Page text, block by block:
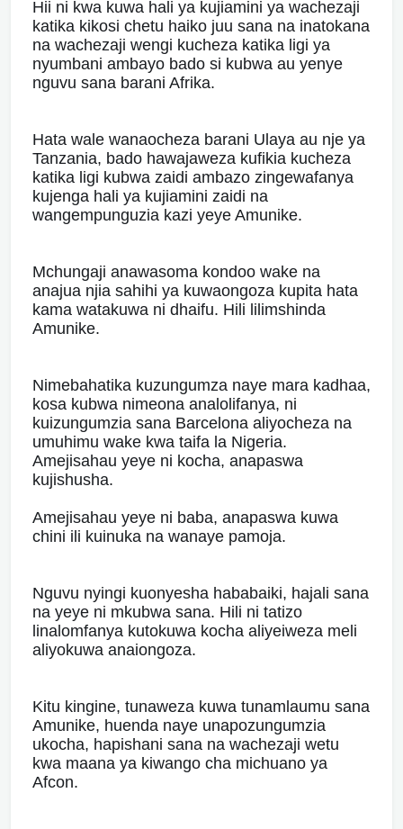
Hii ni kwa kuwa hali ya kujiamini ya wachezaji
katika kikosi chetu haiko juu sana na inatokana
na wachezaji wengi kucheza katika ligi ya
nyumbani ambayo bado si kubwa au yenye
nguvu sana barani Afrika.
Hata wale wanaocheza barani Ulaya au nje ya
Tanzania, bado hawajaweza kufikia kucheza
katika ligi kubwa zaidi ambazo zingewafanya
kujenga hali ya kujiamini zaidi na
wangempunguzia kazi yeye Amunike.
Mchungaji anawasoma kondoo wake na
anajua njia sahihi ya kuwaongoza kupita hata
kama watakuwa ni dhaifu. Hili lilimshinda
Amunike.
Nimebahatika kuzungumza naye mara kadhaa,
kosa kubwa nimeona analolifanya, ni
kuizungumzia sana Barcelona aliyocheza na
umuhimu wake kwa taifa la Nigeria.
Amejisahau yeye ni kocha, anapaswa
kujishusha.
Amejisahau yeye ni baba, anapaswa kuwa
chini ili kuinuka na wanaye pamoja.
Nguvu nyingi kuonyesha hababaiki, hajali sana
na yeye ni mkubwa sana. Hili ni tatizo
linalomfanya kutokuwa kocha aliyeiweza meli
aliyokuwa anaiongoza.
Kitu kingine, tunaweza kuwa tunamlaumu sana
Amunike, huenda naye unapozungumzia
ukocha, hapishani sana na wachezaji wetu
kwa maana ya kiwango cha michuano ya
Afcon.